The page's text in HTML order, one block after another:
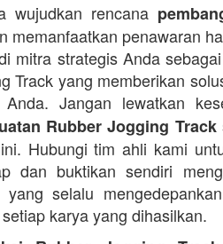
wujudkan rencana
memanfaatkan penawaran
mitra strategis Anda
Track yang memberikan
Jangan lewatkan
Rubber Jogging Track
Hubungi tim ahli kami
dan buktikan sendiri
yang selalu
karya yang dihasilkan.